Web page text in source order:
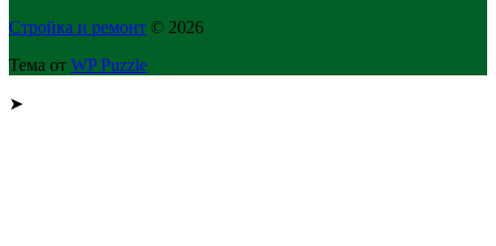
Стройка и ремонт © 2026
Тема от WP Puzzle
➤